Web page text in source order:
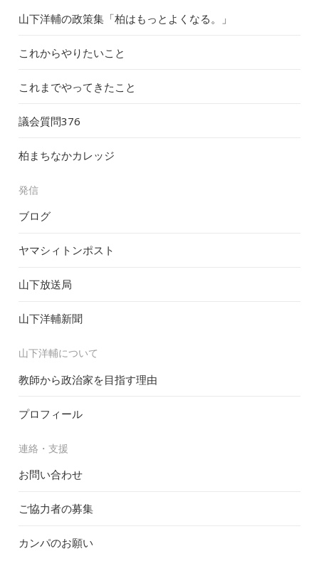
山下洋輔の政策集「柏はもっとよくなる。」
これからやりたいこと
これまでやってきたこと
議会質問376
柏まちなかカレッジ
発信
ブログ
ヤマシィトンポスト
山下放送局
山下洋輔新聞
山下洋輔について
教師から政治家を目指す理由
プロフィール
連絡・支援
お問い合わせ
ご協力者の募集
カンパのお願い